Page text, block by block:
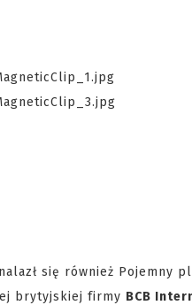
się również Pojemny
brytyjskiej firmy BCB